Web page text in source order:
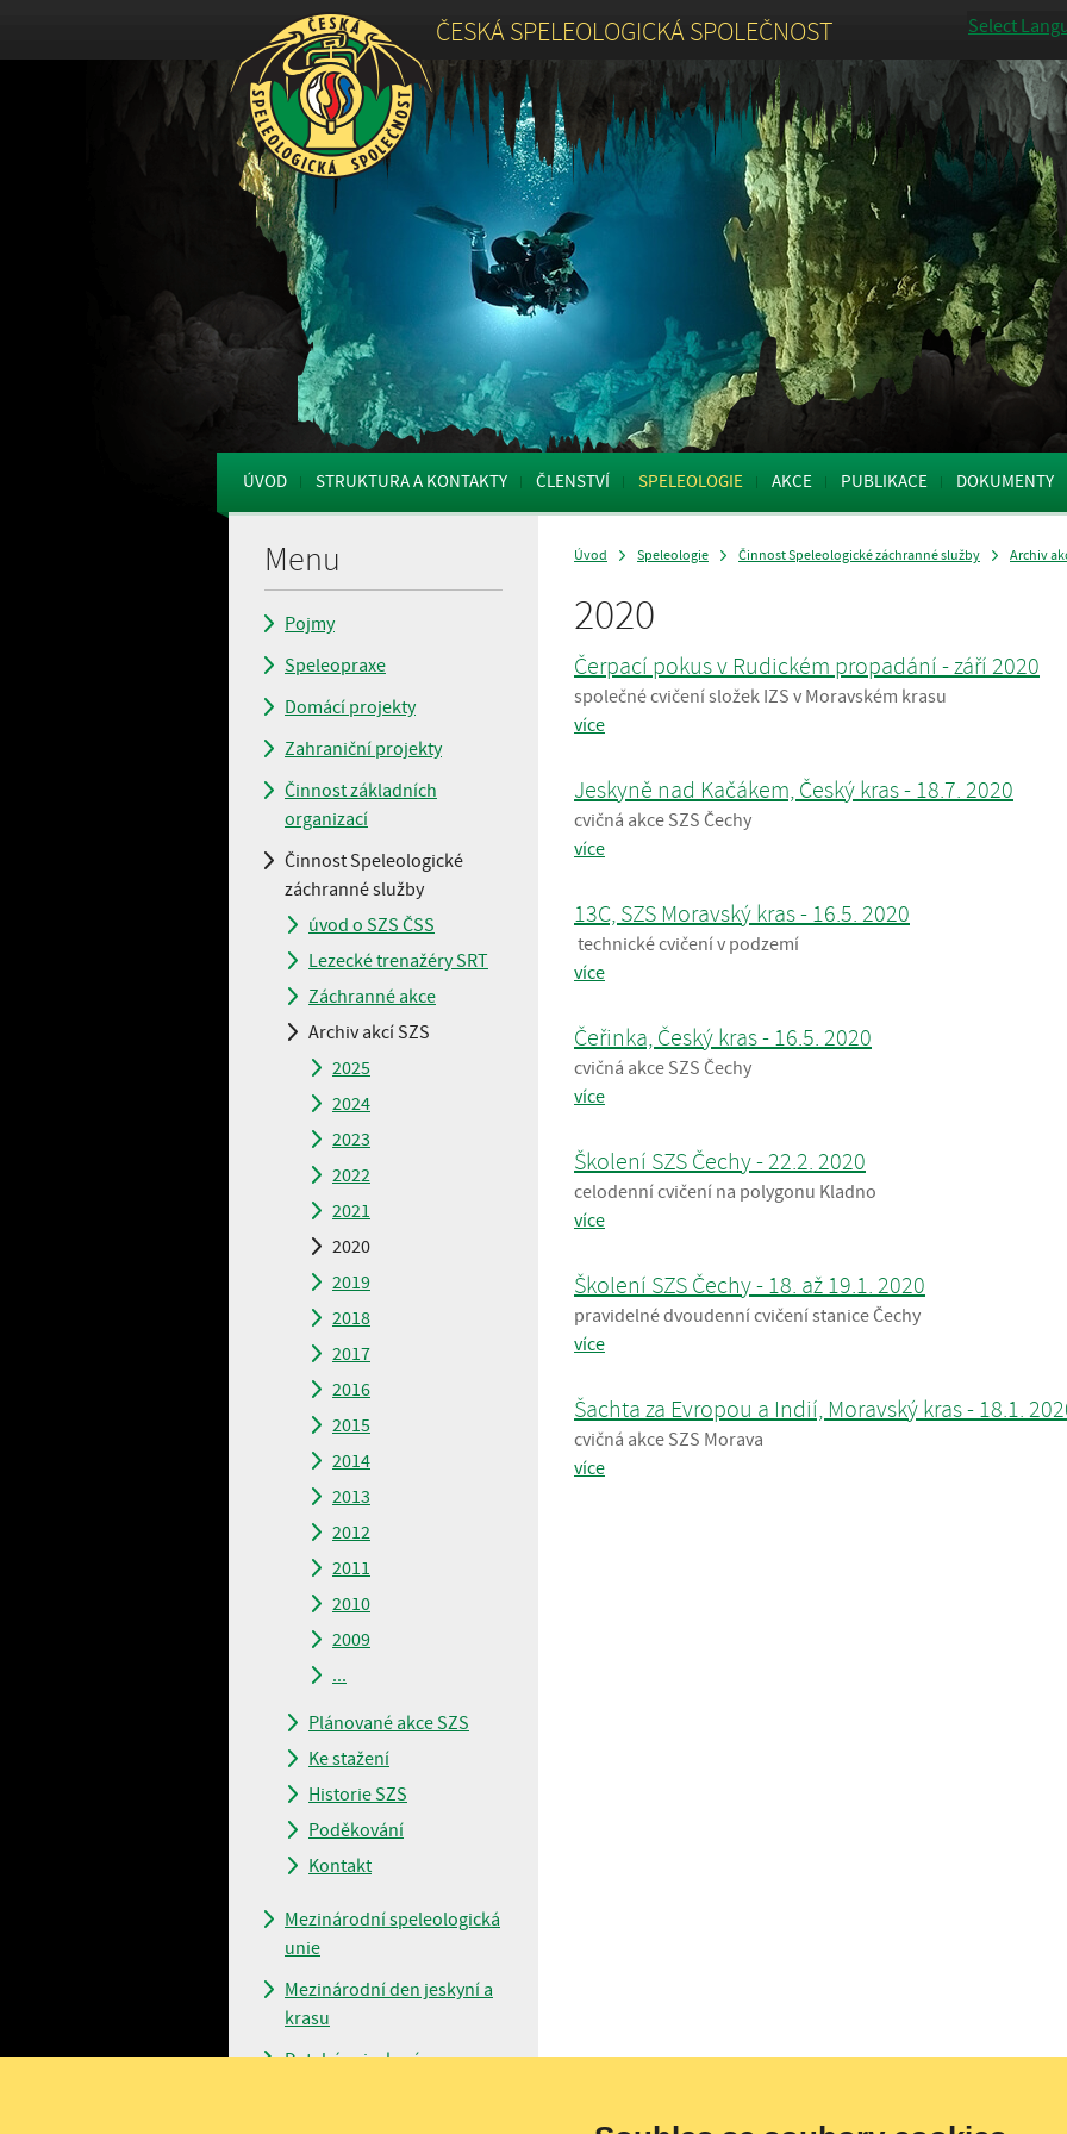
ČESKÁ SPELEOLOGICKÁ SPOLEČNOST Select
ÚVOD STRUKTURA A KONTAKTY ČLENSTVÍ SPELEOLOGIE AKCE PUBLIKACE DOKUMENTY
Menu
Pojmy
Speleopraxe
Domácí projekty
Zahraniční projekty
Činnost základních
organizací
Činnost Speleologické
záchranné služby
úvod o SZS ČSS
Lezecké trenažéry SRT
Záchranné akce
Archiv akcí SZS
2025
2024
2023
2022
2021
2020
2019
2018
2017
2016
2015
2014
2013
2012
2011
2010
2009
...
Plánované akce SZS
Ke stažení
Historie SZS
Poděkování
Kontakt
Mezinárodní speleologická
unie
Mezinárodní den jeskyní a
krasu
Databáze jeskyní
Úvod Speleologie Činnost Speleologické záchranné služby Archiv
2020
Čerpací pokus v Rudickém propadání - září 2020
společné cvičení složek IZS v Moravském krasu
více
Jeskyně nad Kačákem, Český kras - 18.7. 2020
cvičná akce SZS Čechy
více
13C, SZS Moravský kras - 16.5. 2020
technické cvičení v podzemí
více
Čeřinka, Český kras - 16.5. 2020
cvičná akce SZS Čechy
více
Školení SZS Čechy - 22.2. 2020
celodenní cvičení na polygonu Kladno
více
Školení SZS Čechy - 18. až 19.1. 2020
pravidelné dvoudenní cvičení stanice Čechy
více
Šachta za Evropou a Indií, Moravský kras - 18.1.
cvičná akce SZS Morava
více